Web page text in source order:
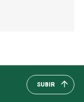
SUBIR